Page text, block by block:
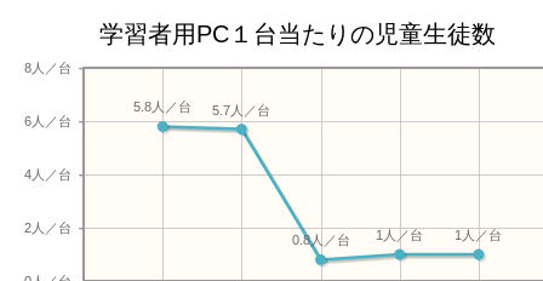
学習者用PC１台当たりの児童生徒数
2人／台
4人／台
6人／台
8人／台
1人／台
1人／台
0.8人／台
5.7人／台
5.8人／台